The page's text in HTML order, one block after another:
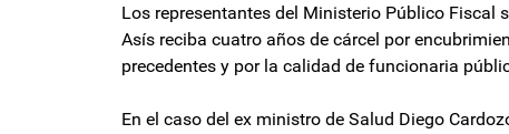
Los representantes del Ministerio Público Fiscal
Asís reciba cuatro años de cárcel por
precedentes y por la calidad de funcionaria
En el caso del ex ministro de Salud Diego